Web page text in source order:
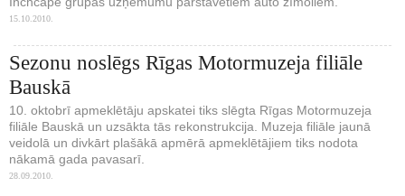
15.10.2010.
Sezonu noslēgs Rīgas Motormuzeja filiāle
Bauskā
10. oktobrī apmeklētāju apskatei tiks slēgta Rīgas Motormuzeja
filiāle Bauskā un uzsākta tās rekonstrukcija. Muzeja filiāle jaunā
veidolā un divkārt plašākā apmērā apmeklētājiem tiks nodota
nākamā gada pavasarī.
28.09.2010.